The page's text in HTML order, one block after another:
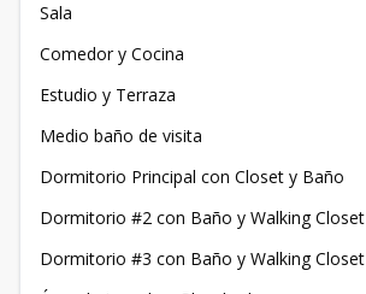
Sala
Comedor y Cocina
Estudio y Terraza
Medio baño de visita
Dormitorio Principal con Closet y Baño
Dormitorio #2 con Baño y Walking Closet
Dormitorio #3 con Baño y Walking Closet